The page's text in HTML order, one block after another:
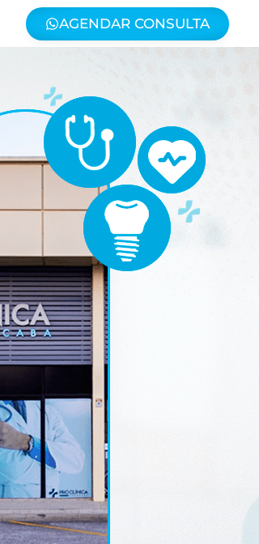
AGENDAR CONSULTA